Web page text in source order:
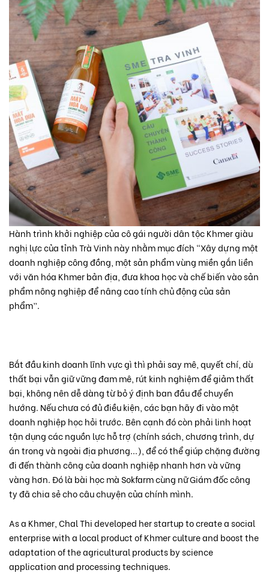
Hành trình khởi nghiệp của cô gái người dân tộc Khmer giàu
nghị lực của tỉnh Trà Vinh này nhằm mục đích “Xây dựng một
doanh nghiệp công đồng, một sản phẩm vùng miền gắn liền
với văn hóa Khmer bản địa, đưa khoa học và chế biến vào sản
phẩm nông nghiệp để nâng cao tính chủ động của sản
phẩm”.
Bắt đầu kinh doanh lĩnh vực gì thì phải say mê, quyết chí, dù
thất bại vẫn giữ vững đam mê, rút kinh nghiệm để giảm thất
bại, không nên dễ dàng từ bỏ ý định ban đầu để chuyển
hướng. Nếu chưa có đủ điều kiện, các bạn hãy đi vào một
doanh nghiệp học hỏi trước. Bên cạnh đó còn phải linh hoạt
tận dụng các nguồn lực hỗ trợ (chính sách, chương trình, dự
án trong và ngoài địa phương...), để có thể giúp chặng đường
đi đến thành công của doanh nghiệp nhanh hơn và vững
vàng hơn. Đó là bài học mà Sokfarm cùng nữ Giám đốc công
ty đã chia sẻ cho câu chuyện của chính mình.
As a Khmer, Chal Thi developed her startup to create a social
enterprise with a local product of Khmer culture and boost the
adaptation of the agricultural products by science
application and processing techniques.